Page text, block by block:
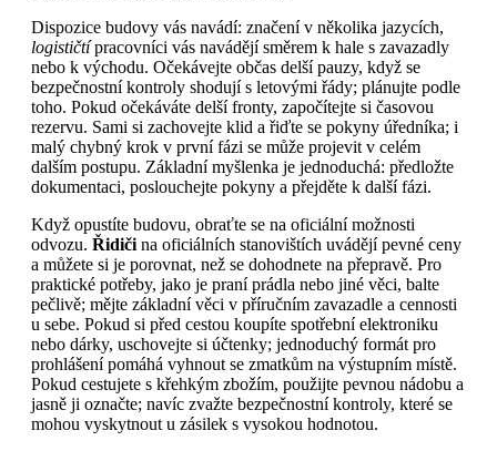
Dispozice budovy vás navádí: značení v několika jazycích,
logističtípracovníci vás navádějí směrem k hale s zavazadly
nebo k východu. Očekávejte občas delší pauzy, když se
bezpečnostní kontroly shodují s letovými řády; plánujte podle
toho. Pokud očekáváte delší fronty, započítejte si časovou
rezervu. Sami si zachovejte klid a řiďte se pokyny úředníka; i
malý chybný krok v první fázi se může projevit v celém
dalším postupu. Základní myšlenka je jednoduchá: předložte
dokumentaci, poslouchejte pokyny a přejděte k další fázi.
Když opustíte budovu, obraťte se na oficiální možnosti
odvozu. Řidiči na oficiálních stanovištích uvádějí pevné ceny
a můžete si je porovnat, než se dohodnete na přepravě. Pro
praktické potřeby, jako je praní prádla nebo jiné věci, balte
pečlivě; mějte základní věci v příručním zavazadle a cennosti
u sebe. Pokud si před cestou koupíte spotřební elektroniku
nebo dárky, uschovejte si účtenky; jednoduchý formát pro
prohlášení pomáhá vyhnout se zmatkům na výstupním místě.
Pokud cestujete s křehkým zbožím, použijte pevnou nádobu a
jasně ji označte; navíc zvažte bezpečnostní kontroly, které se
mohou vyskytnout u zásilek s vysokou hodnotou.